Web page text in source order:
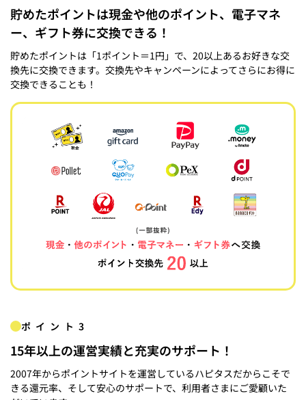
貯めたポイントは現金や他のポイント、電子マネ
ー、ギフト券に交換できる！
貯めたポイントは「1ポイント＝1円」で、20以上あるお好きな交
換先に交換できます。交換先やキャンペーンによってさらにお得に
交換できることも！
ポイント3
15年以上の運営実績と充実のサポート！
2007年からポイントサイトを運営しているハピタスだからこそで
きる還元率、そして安心のサポートで、利用者さまにご愛顧いた